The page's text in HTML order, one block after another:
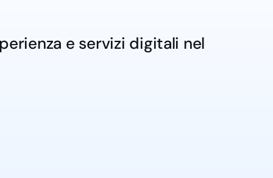
e servizi digitali nel